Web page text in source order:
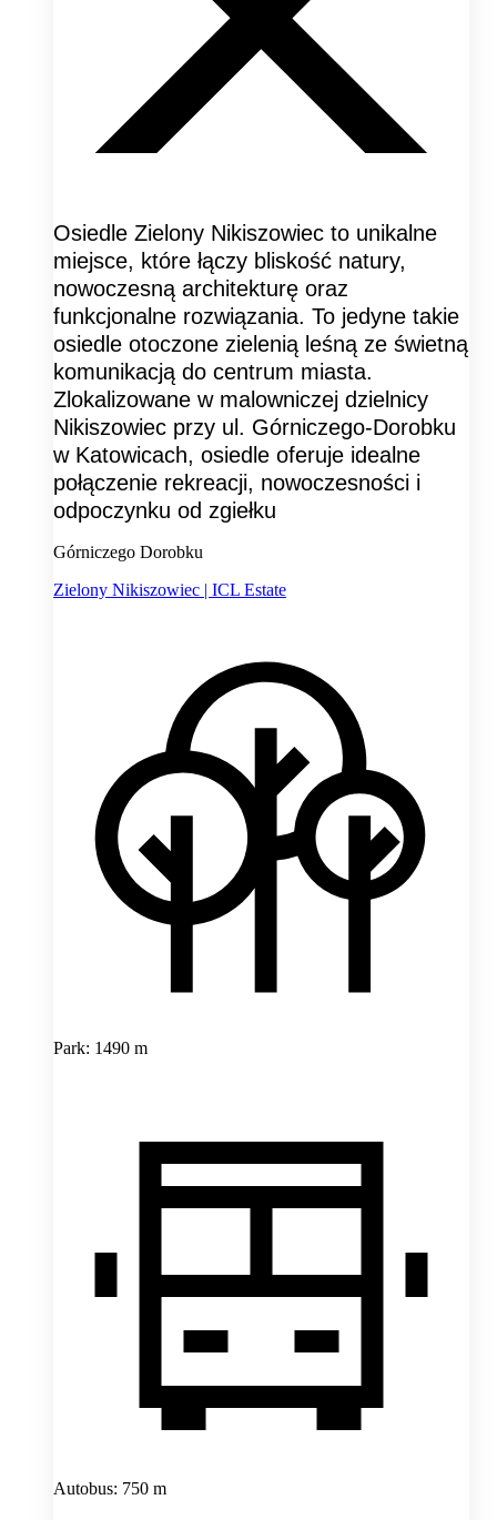
Osiedle Zielony Nikiszowiec to unikalne
miejsce, które łączy bliskość natury,
nowoczesną architekturę oraz
funkcjonalne rozwiązania. To jedyne takie
osiedle otoczone zielenią leśną ze świetną
komunikacją do centrum miasta.
Zlokalizowane w malowniczej dzielnicy
Nikiszowiec przy ul. Górniczego-Dorobku
w Katowicach, osiedle oferuje idealne
połączenie rekreacji, nowoczesności i
odpoczynku od zgiełku
Górniczego Dorobku
Zielony Nikiszowiec | ICL Estate
Park: 1490 m
Autobus: 750 m